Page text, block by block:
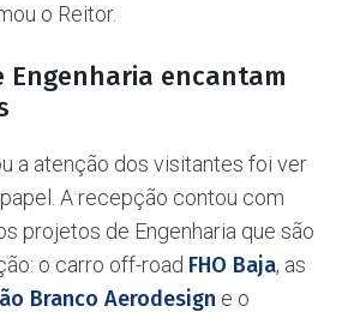
o Reitor.
Engenharia encantam
a atenção dos visitantes foi ver
A recepção contou com
projetos de Engenharia que são
o carro off-road FHO Baja, as
Branco Aerodesign e o